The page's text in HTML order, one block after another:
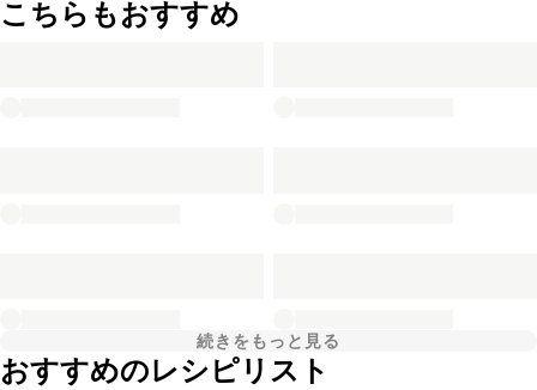
こちらもおすすめ
続きをもっと見る
おすすめのレシピリスト